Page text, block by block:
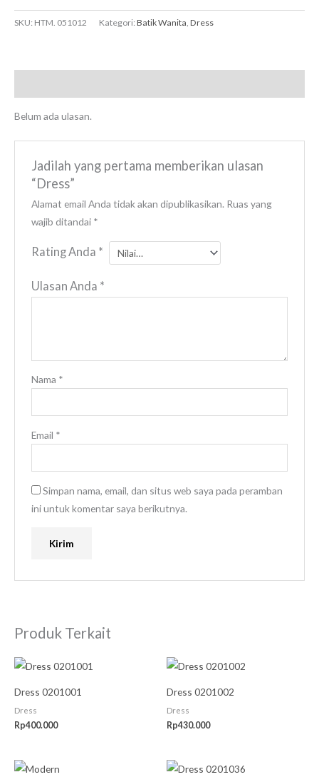
SKU: HTM. 051012 Kategori:Batik Wanita, Dress
Belum ada ulasan.
Jadilah yang pertama memberikan ulasan
“Dress”
Alamat email Anda tidak akan dipublikasikan. Ruas yang
wajib ditandai *
Rating Anda *
Ulasan Anda *
Nama *
Email *
Simpan nama, email, dan situs web saya pada peramban
ini untuk komentar saya berikutnya.
Produk Terkait
Dress 0201001
Dress
Rp400.000
Dress 0201002
Dress
Rp430.000